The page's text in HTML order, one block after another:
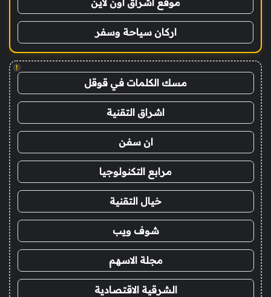
اركان سياحة وسفر
!
مسك الكلمات في قوقل
اشراق التقنية
ان سفن
مرابع التكنولوجيا
خيال التقنية
شوف ويب
مجلة الاسهم
الشرقية الاقتصادية